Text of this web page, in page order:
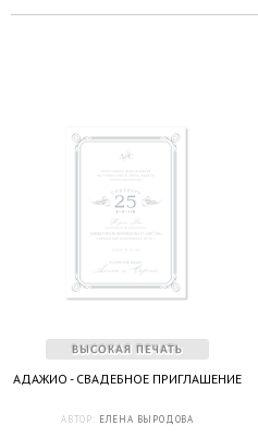
АДАЖИО - СВАДЕБНОЕ ПРИГЛАШЕНИЕ
АВТОР: ЕЛЕНА ВЫРОДОВА